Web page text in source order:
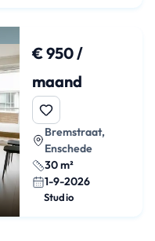
€ 950 /
maand
Bremstraat,
Enschede
30 m²
1-9-2026
Studio